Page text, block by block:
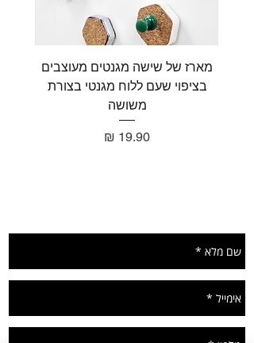
מארז של שישה מגנטים מעוצבים
בציפוי שעם ללוח מגנטי בצורת
משושה
מחיר